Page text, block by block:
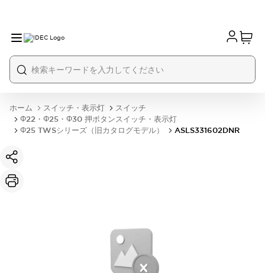
ホーム スイッチ・表示灯
スイッチ
Φ22・Φ25・Φ30 押ボタンスイッチ・表示灯
Φ25 TWSシリーズ（旧カタログモデル）
ASLS331602DNR